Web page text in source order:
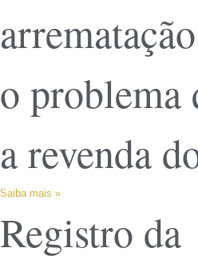
o problema
a revenda
Saiba mais »
Registro da